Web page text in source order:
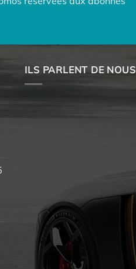
ILS PARLENT DE NOUS